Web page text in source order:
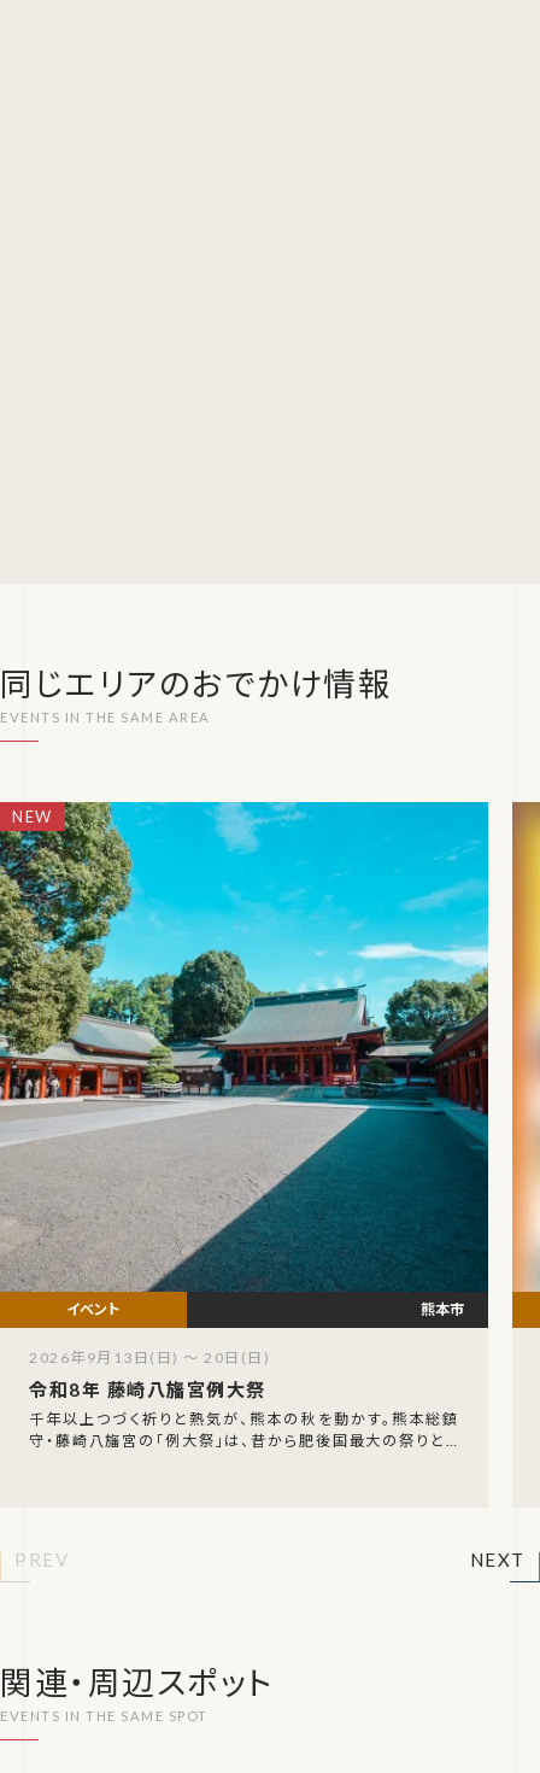
同じエリアのおでかけ情報
令和8年 藤崎八旛宮例大祭
千年以上つづく祈りと熱気が、熊本の秋を動かす。熊本総鎮
守・藤崎八旛宮の「例大祭」は、昔から肥後国最大の祭りとし
熊本市
2026年9月13日(日) ～ 20日(日)
PREV NEXT
関連・周辺スポット